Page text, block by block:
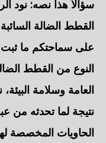
سؤالاً هذا نصه: نود
القطط الضالة السائبة
على سماحتكم ما
النوع من القطط
العامة وسلامة
نتيجة لما تحدثه من
الحاويات المخصصة